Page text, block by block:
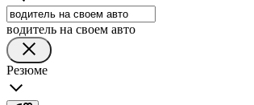
водитель на своем авто
Резюме